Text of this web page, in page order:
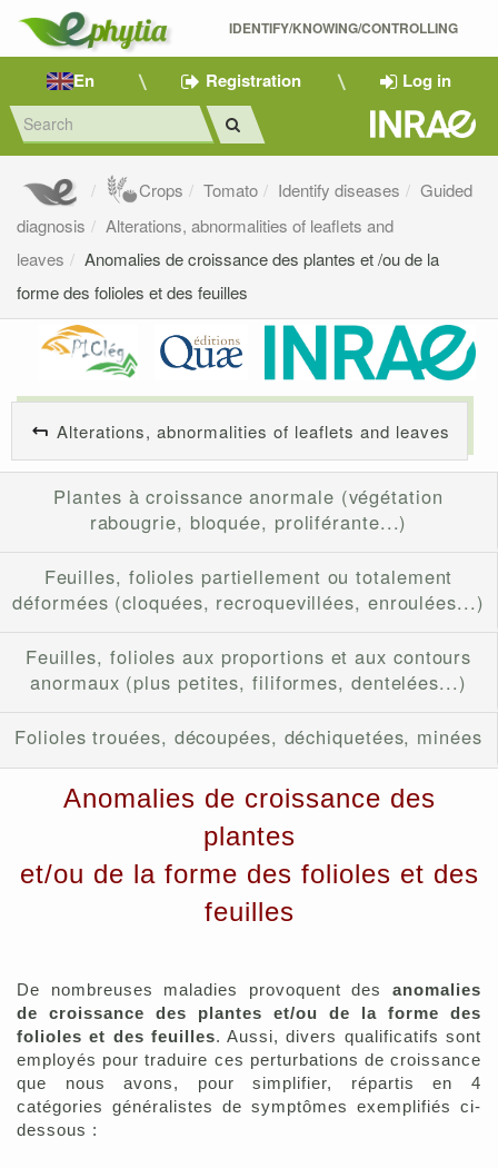
IDENTIFY/KNOWING/CONTROLLING
En Registration Log in
Crops Tomato Identify diseases
Guided
diagnosis
Alterations, abnormalities of leaflets and
leaves
Anomalies de croissance des plantes et /ou de la
forme des folioles et des feuilles
Alterations, abnormalities of leaflets and leaves
Plantes à croissance anormale (végétation
rabougrie, bloquée, proliférante...)
Feuilles, folioles partiellement ou totalement
déformées (cloquées, recroquevillées, enroulées...)
Feuilles, folioles aux proportions et aux contours
anormaux (plus petites, filiformes, dentelées...)
Folioles trouées, découpées, déchiquetées, minées
Anomalies de croissance des
plantes
et/ou de la forme des folioles et des
feuilles
De nombreuses maladies provoquent des anomalies
de croissance des plantes et/ou de la forme des
folioles et des feuilles. Aussi, divers qualificatifs sont
employés pour traduire ces perturbations de croissance
que nous avons, pour simplifier, répartis en 4
catégories généralistes de symptômes exemplifiés ci-
dessous :